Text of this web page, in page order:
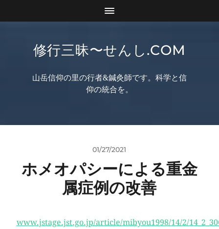
修行三昧〜せんし.COM
山岳信仰の里の行者&鍼灸師です。科学と信
仰の統合を。
01/27/2021
ホメオパシーによる重金
属症例の改善
www.jstage.jst.go.jp/article/mibyou1998/14/2/